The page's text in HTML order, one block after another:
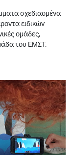
σχεδιασμένα
ειδικών
ομάδες,
του ΕΜΣΤ.